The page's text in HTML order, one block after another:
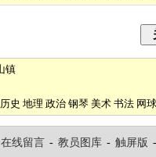
镇
历史 地理 政治 钢琴 美术 书法 网球
在线留言 - 教员图库 - 触屏版